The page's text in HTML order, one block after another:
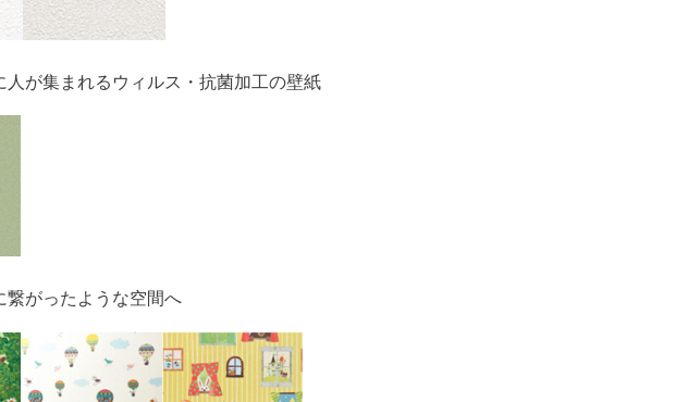
が集まれるウィルス・抗菌加工の壁紙
がったような空間へ